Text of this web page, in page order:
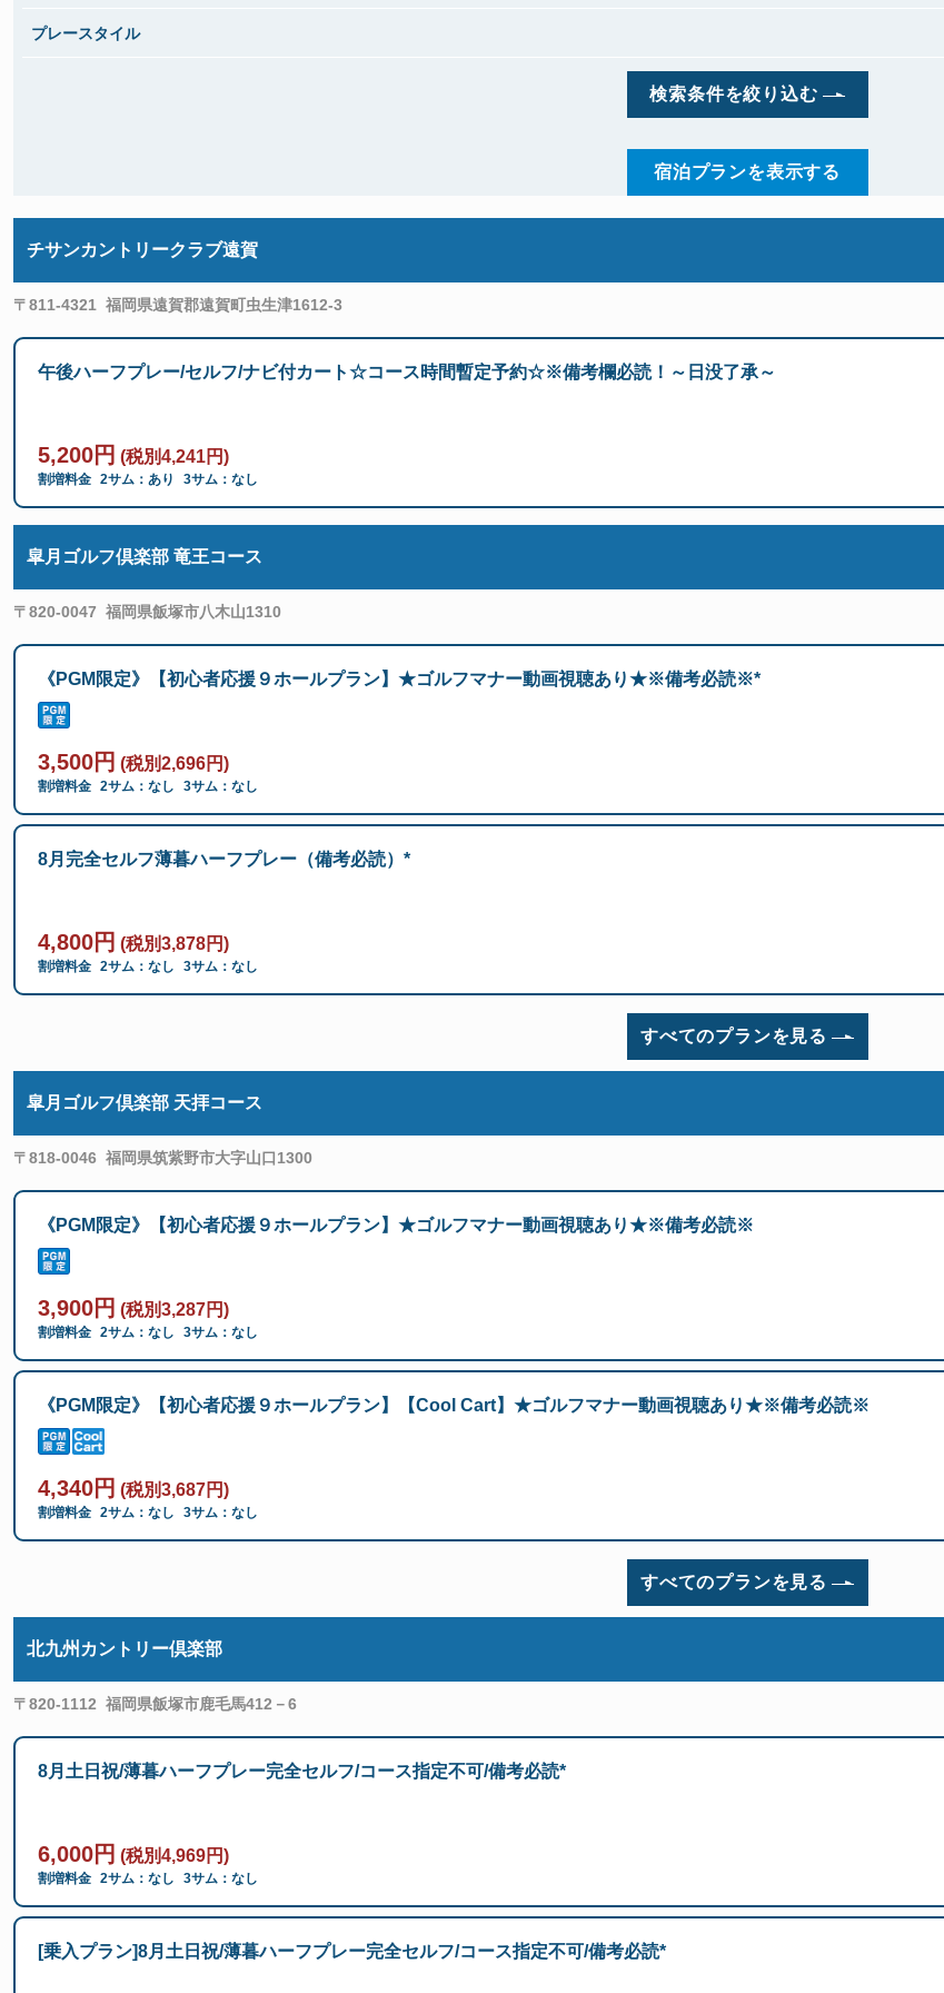
プレースタイル
検索条件を絞り込む
宿泊プランを表示する
チサンカントリークラブ遠賀
〒811-4321 福岡県遠賀郡遠賀町虫生津1612-3
午後ハーフプレー/セルフ/ナビ付カート☆コース時間暫定予約☆※備考欄必読！～日没了承～
5,200円 (税別4,241円)
割増料金 2サム：あり 3サム：なし
皐月ゴルフ倶楽部 竜王コース
〒820-0047 福岡県飯塚市八木山1310
《PGM限定》【初心者応援９ホールプラン】★ゴルフマナー動画視聴あり★※備考必読※*
3,500円 (税別2,696円)
割増料金 2サム：なし 3サム：なし
8月完全セルフ薄暮ハーフプレー（備考必読）*
4,800円 (税別3,878円)
割増料金 2サム：なし 3サム：なし
すべてのプランを見る
皐月ゴルフ倶楽部 天拝コース
〒818-0046 福岡県筑紫野市大字山口1300
《PGM限定》【初心者応援９ホールプラン】★ゴルフマナー動画視聴あり★※備考必読※
3,900円 (税別3,287円)
割増料金 2サム：なし 3サム：なし
《PGM限定》【初心者応援９ホールプラン】【Cool Cart】★ゴルフマナー動画視聴あり★※備考必読※
4,340円 (税別3,687円)
割増料金 2サム：なし 3サム：なし
すべてのプランを見る
北九州カントリー倶楽部
〒820-1112 福岡県飯塚市鹿毛馬412－6
8月土日祝/薄暮ハーフプレー完全セルフ/コース指定不可/備考必読*
6,000円 (税別4,969円)
割増料金 2サム：なし 3サム：なし
[乗入プラン]8月土日祝/薄暮ハーフプレー完全セルフ/コース指定不可/備考必読*